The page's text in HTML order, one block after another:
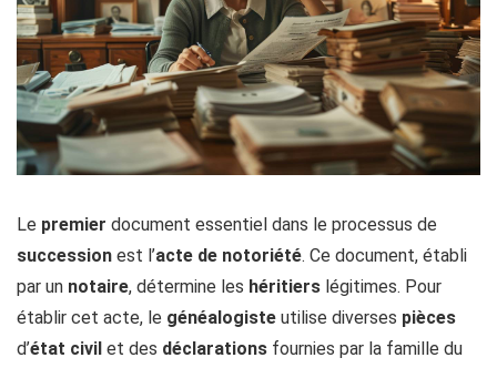
Le premier document essentiel dans le processus de
succession est l’acte de notoriété. Ce document, établi
par un notaire, détermine les héritiers légitimes. Pour
établir cet acte, le généalogiste utilise diverses pièces
d’état civil et des déclarations fournies par la famille du